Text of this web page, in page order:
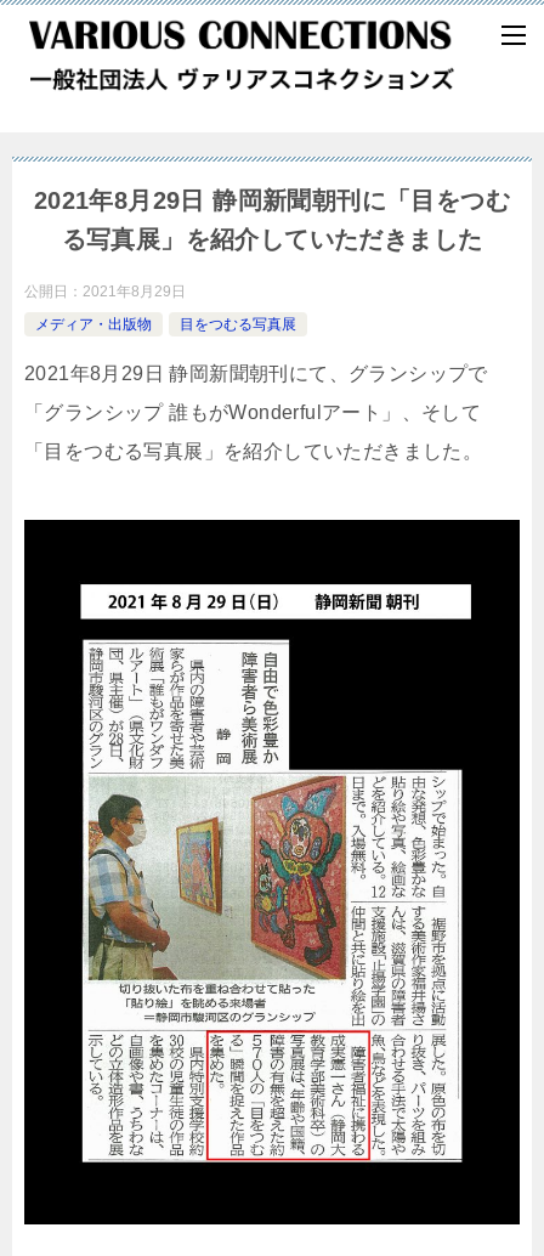
2021年8月29日 静岡新聞朝刊に「目をつむ
る写真展」を紹介していただきました
公開日： 2021年8月29日
メディア・出版物
目をつむる写真展
2021年8月29日 静岡新聞朝刊にて、グランシップで
「グランシップ 誰もがWonderfulアート」、そして
「目をつむる写真展」を紹介していただきました。